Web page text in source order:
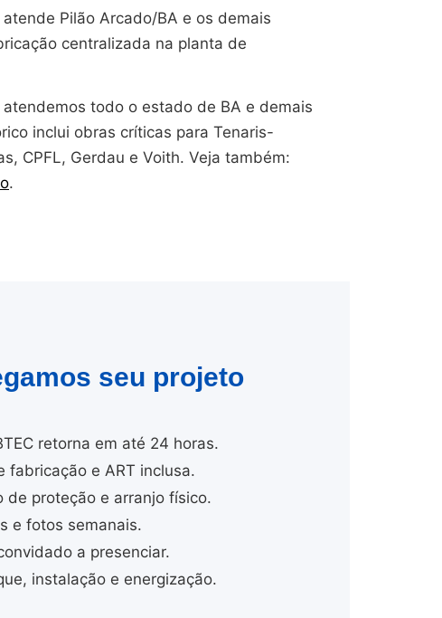
atende Pilão Arcado/BA e os demais
centralizada na planta de
todo o estado de BA e demais
inclui obras críticas para Tenaris-
CPFL, Gerdau e Voith. Veja também:
.
seu projeto
retorna em até 24 horas.
fabricação e ART inclusa.
de proteção e arranjo físico.
e fotos semanais.
a presenciar.
instalação e energização.